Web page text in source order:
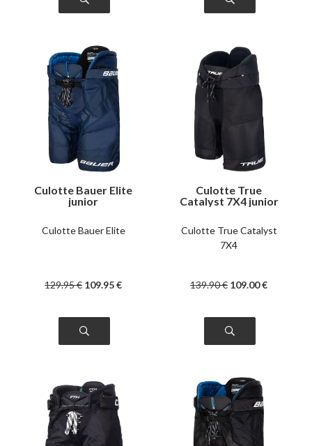
Culotte Bauer Elite
junior
Culotte Bauer Elite
129.95€ 109.95€
Culotte True
Catalyst 7X4 junior
Culotte True Catalyst
7X4
139.90€ 109.00€